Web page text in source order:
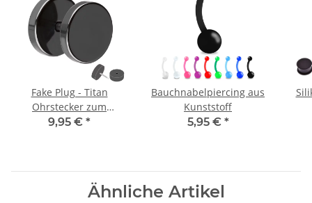
Fake Plug - Titan
Ohrstecker zum
Schrauben - Schwarz
9,95 € *
Bauchnabelpiercing aus
Kunststoff
5,95 € *
Ähnliche Artikel